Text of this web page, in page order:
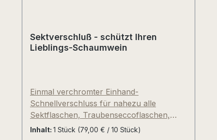
Sektverschluß - schützt Ihren
Lieblings-Schaumwein
Einmal verchromter Einhand-
Schnellverschluss für nahezu alle
Sektflaschen, Traubenseccoflaschen,
Champagnerflaschen und Bierflaschen mit
Inhalt: 1 Stück (79,00 € / 10 Stück)